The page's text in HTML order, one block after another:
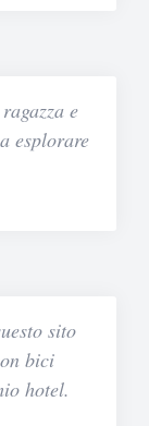
e
esplorare
sito
bici
hotel.